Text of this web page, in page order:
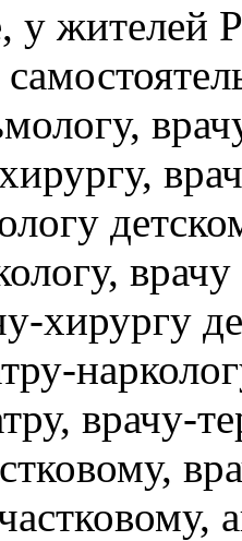
у жителей
хирургу
врачу-